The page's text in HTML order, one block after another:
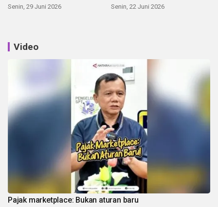
Senin, 29 Juni 2026 Senin, 22 Juni 2026
Video
Pajak marketplace: Bukan aturan baru